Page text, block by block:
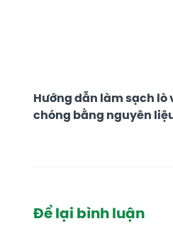
Hướng dẫn làm sạch lò
chóng bằng nguyên
Để lại bình luận